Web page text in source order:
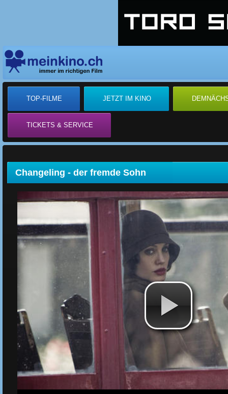
TOP-FILME JETZT IM KINO
TICKETS & SERVICE
Changeling - der fremde Sohn